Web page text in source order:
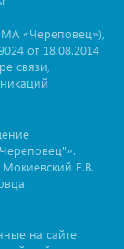
«Череповец»),
от 18.08.2014
связи,
Е.В.
на сайте